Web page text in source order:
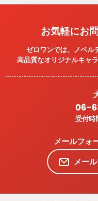
お気軽にお
ゼロワンでは、ノベル
高品質なオリジナルキャ
06-
受付時
メールフォ
メー